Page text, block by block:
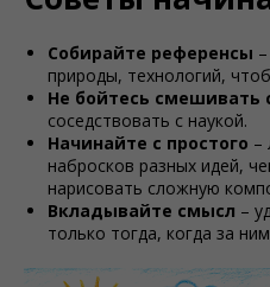
Собирайте референсы
природы, технологий,
Не бойтесь смешивать
соседствовать с наукой.
Начинайте с простого –
набросков разных идей,
нарисовать сложную
Вкладывайте смысл –
только тогда, когда за